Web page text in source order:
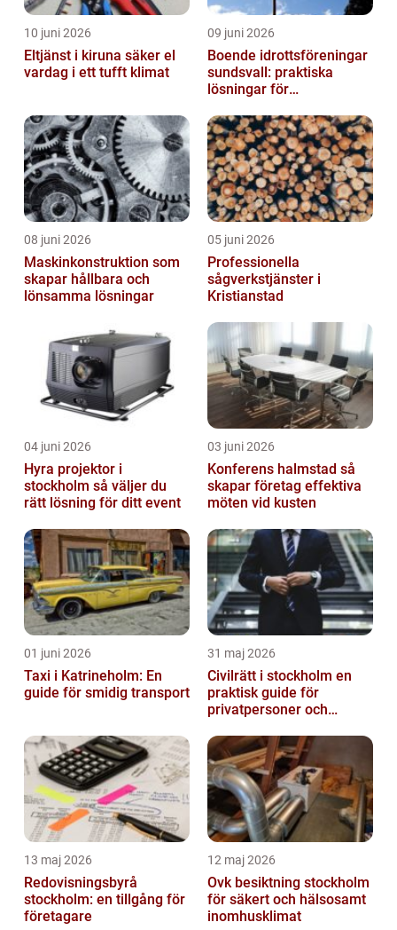
10 juni 2026
Eltjänst i kiruna säker el
vardag i ett tufft klimat
09 juni 2026
Boende idrottsföreningar
sundsvall: praktiska
lösningar för
cuphelger
08 juni 2026
Maskinkonstruktion som
skapar hållbara och
lönsamma lösningar
05 juni 2026
Professionella
sågverkstjänster i
Kristianstad
04 juni 2026
Hyra projektor i
stockholm så väljer du
rätt lösning för ditt event
03 juni 2026
Konferens halmstad så
skapar företag effektiva
möten vid kusten
01 juni 2026
Taxi i Katrineholm: En
guide för smidig transport
31 maj 2026
Civilrätt i stockholm en
praktisk guide för
privatpersoner och
13 maj 2026
Redovisningsbyrå
stockholm: en tillgång för
företagare
12 maj 2026
Ovk besiktning stockholm
för säkert och hälsosamt
inomhusklimat